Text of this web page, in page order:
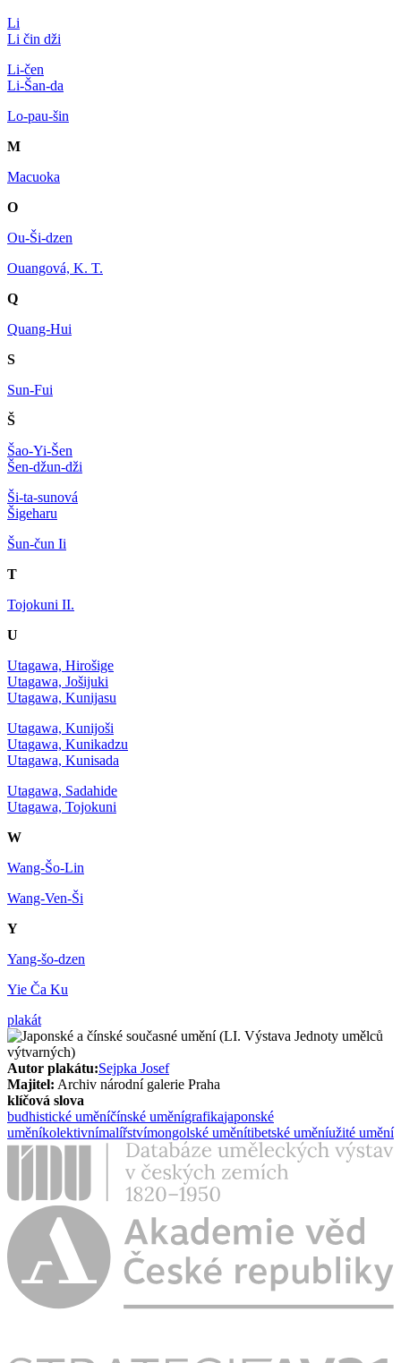
Li
Li čin dži
Li-čen
Li-Šan-da
Lo-pau-šin
M
Macuoka
O
Ou-Ši-dzen
Ouangová, K. T.
Q
Quang-Hui
S
Sun-Fui
Š
Šao-Yi-Šen
Šen-džun-dži
Ši-ta-sunová
Šigeharu
Šun-čun Ii
T
Tojokuni II.
U
Utagawa, Hirošige
Utagawa, Jošijuki
Utagawa, Kunijasu
Utagawa, Kunijoši
Utagawa, Kunikadzu
Utagawa, Kunisada
Utagawa, Sadahide
Utagawa, Tojokuni
W
Wang-Šo-Lin
Wang-Ven-Ši
Y
Yang-šo-dzen
Yie Ča Ku
plakát
Autor plakátu:Sejpka Josef
Majitel: Archiv národní galerie Praha
klíčová slova
budhistické uměníčínské uměnígrafikajaponské
uměníkolektivnímalířstvímongolské uměnítibetské uměníužité umění